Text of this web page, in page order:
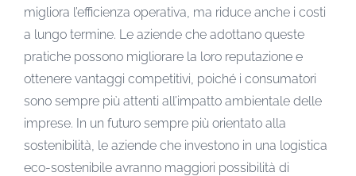
migliora l’efficienza operativa, ma riduce anche i costi
a lungo termine. Le aziende che adottano queste
pratiche possono migliorare la loro reputazione e
ottenere vantaggi competitivi, poiché i consumatori
sono sempre più attenti all’impatto ambientale delle
imprese. In un futuro sempre più orientato alla
sostenibilità, le aziende che investono in una logistica
eco-sostenibile avranno maggiori possibilità di